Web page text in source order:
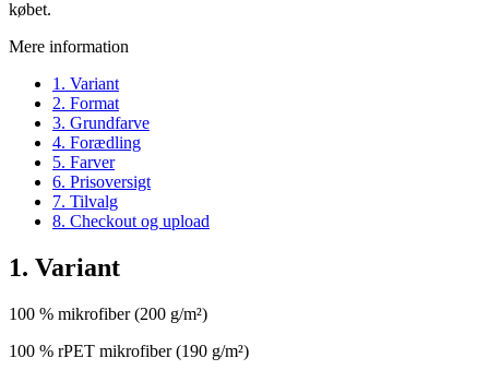
købet.
Mere information
1. Variant
2. Format
3. Grundfarve
4. Forædling
5. Farver
6. Prisoversigt
7. Tilvalg
8. Checkout og upload
1. Variant
100 % mikrofiber (200 g/m²)
100 % rPET mikrofiber (190 g/m²)